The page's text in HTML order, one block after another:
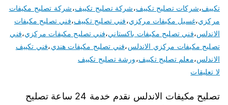
تكييف،شركات تصليح تكييف،شركة تصليح تكييف،شركة تصليح مكيفات
مركزي،غسيل مكيفات مركزي،فني تصليح تكييف،فني تصليح مكيفات
الاندلس،فني تصليح مكيفات باكستاني،فني تصليح مكيفات مركزي،فني
تصليح مكيفات مركزي الاندلس،فني تصليح مكيفات هندي،فني تكييف
الاندلس،معلم تصليح تكييف،ورشة تصليح تكييف
لا تعليقات
تصليح مكيفات الاندلس نقدم خدمة 24 ساعة تصليح